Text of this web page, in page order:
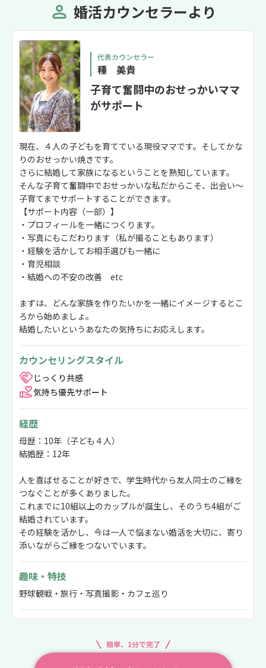
婚活カウンセラーより
代表カウンセラー
種 美貴
子育て奮闘中のおせっかいママ
がサポート
現在、４人の子どもを育てている現役ママです。そしてかな
りのおせっかい焼きです。
さらに結婚して家族になるということを熟知しています。
そんな子育て奮闘中でおせっかいな私だからこそ、出会い～
子育てまでサポートすることができます。
【サポート内容（一部）】
・プロフィールを一緒につくります。
・写真にもこだわります（私が撮ることもあります）
・経験を活かしてお相手選びも一緒に
・育児相談
・結婚への不安の改善 etc
まずは、どんな家族を作りたいかを一緒にイメージするとこ
ろから始めましょ。
結婚したいというあなたの気持ちにお応えします。
カウンセリングスタイル
じっくり共感
気持ち優先サポート
経歴
母歴：10年（子ども４人）
結婚歴：12年
人を喜ばせることが好きで、学生時代から友人同士のご縁を
つなぐことが多くありました。
これまでに10組以上のカップルが誕生し、そのうち4組がご
結婚されています。
その経験を活かし、今は一人で悩まない婚活を大切に、寄り
添いながらご縁をつないでいます。
趣味・特技
野球観戦・旅行・写真撮影・カフェ巡り
簡単、1分で完了